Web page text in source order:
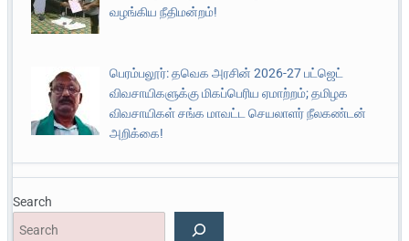
வழங்கிய நீதிமன்றம்!
பெரம்பலூர்: தவெக அரசின் 2026-27 பட்ஜெட்
விவசாயிகளுக்கு மிகப்பெரிய ஏமாற்றம்; தமிழக
விவசாயிகள் சங்க மாவட்ட செயலாளர் நீலகண்டன்
அறிக்கை!
Search